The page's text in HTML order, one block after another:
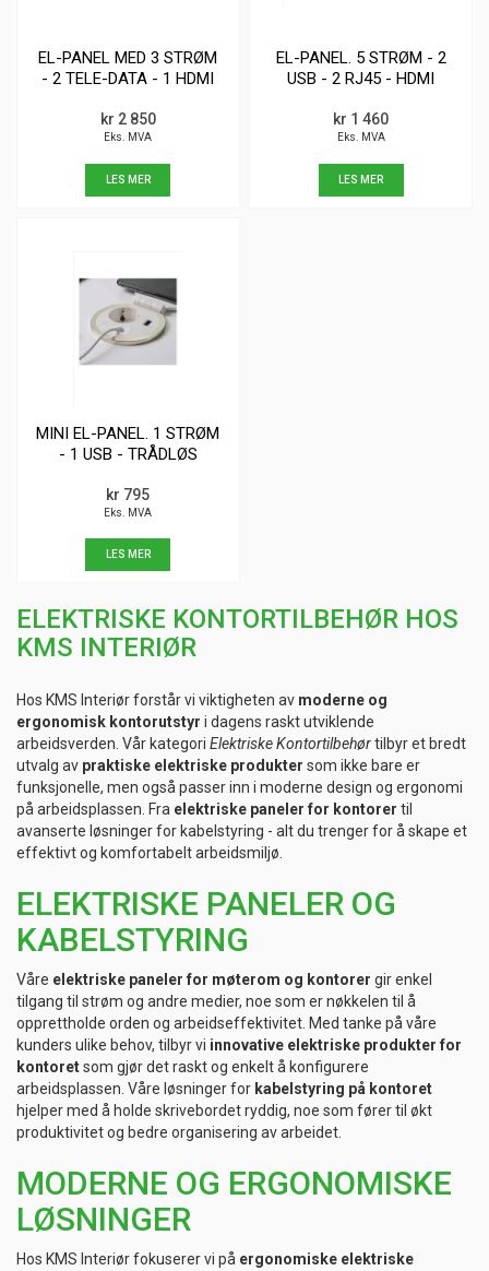
EL-PANEL MED 3 STRØM
- 2 TELE-DATA - 1 HDMI
kr 2 850
Eks. MVA
LES MER
EL-PANEL. 5 STRØM - 2
USB - 2 RJ45 - HDMI
kr 1 460
Eks. MVA
LES MER
MINI EL-PANEL. 1 STRØM
- 1 USB - TRÅDLØS
kr 795
Eks. MVA
LES MER
ELEKTRISKE KONTORTILBEHØR HOS
KMS INTERIØR
Hos KMS Interiør forstår vi viktigheten av moderne og
ergonomisk kontorutstyr i dagens raskt utviklende
arbeidsverden. Vår kategori Elektriske Kontortilbehørtilbyr et bredt
utvalg av praktiske elektriske produkter som ikke bare er
funksjonelle, men også passer inn i moderne design og ergonomi
på arbeidsplassen. Fra elektriske paneler for kontorer til
avanserte løsninger for kabelstyring - alt du trenger for å skape et
effektivt og komfortabelt arbeidsmiljø.
ELEKTRISKE PANELER OG
KABELSTYRING
Våre elektriske paneler for møterom og kontorer gir enkel
tilgang til strøm og andre medier, noe som er nøkkelen til å
opprettholde orden og arbeidseffektivitet. Med tanke på våre
kunders ulike behov, tilbyr vi innovative elektriske produkter for
kontoretsom gjør det raskt og enkelt å konfigurere
arbeidsplassen. Våre løsninger for kabelstyring på kontoret
hjelper med å holde skrivebordet ryddig, noe som fører til økt
produktivitet og bedre organisering av arbeidet.
MODERNE OG ERGONOMISKE
LØSNINGER
Hos KMS Interiør fokuserer vi på ergonomiske elektriske